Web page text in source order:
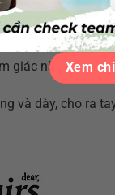
Xem
Quốc này
giác nặng, dày,
và dày, cho ra